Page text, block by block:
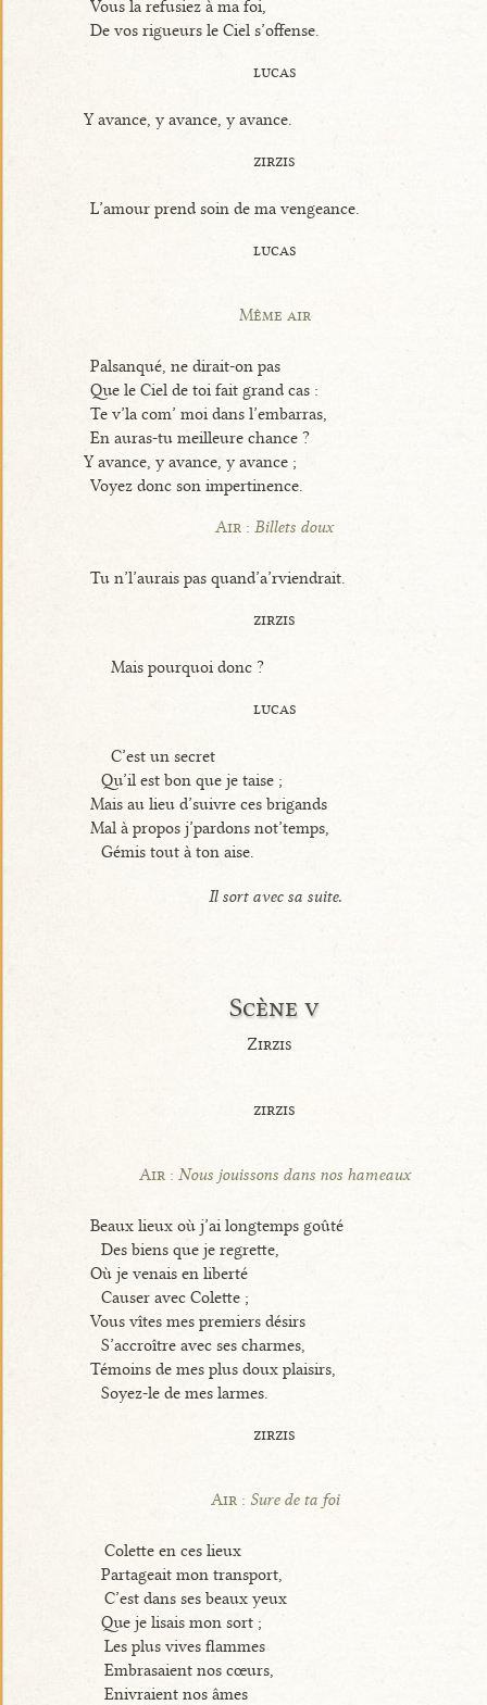
Vous la refusiez à ma foi,
De vos rigueurs le Ciel s’offense.
lucas
Y avance, y avance, y avance.
zirzis
L’amour prend soin de ma vengeance.
lucas
Même air
Palsanqué, ne dirait-on pas
Que le Ciel de toi fait grand cas :
Te v’la com’ moi dans l’embarras,
En auras-tu meilleure chance ?
Y avance, y avance, y avance ;
Voyez donc son impertinence.
Air : Billets doux
Tu n’l’aurais pas quand’a’rviendrait.
zirzis
Mais pourquoi donc ?
lucas
C’est un secret
Qu’il est bon que je taise ;
Mais au lieu d’suivre ces brigands
Mal à propos j’pardons not’temps,
Gémis tout à ton aise.
Il sort avec sa suite.
Scène v
Zirzis
zirzis
Air : Nous jouissons dans nos hameaux
Beaux lieux où j’ai longtemps goûté
Des biens que je regrette,
Où je venais en liberté
Causer avec Colette ;
Vous vîtes mes premiers désirs
S’accroître avec ses charmes,
Témoins de mes plus doux plaisirs,
Soyez-le de mes larmes.
zirzis
Air : Sure de ta foi
Colette en ces lieux
Partageait mon transport,
C’est dans ses beaux yeux
Que je lisais mon sort ;
Les plus vives flammes
Embrasaient nos cœurs,
Enivraient nos âmes